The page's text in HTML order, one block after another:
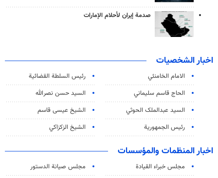
صدمة إيران لأحلام الإمارات
اخبار الشخصيات
الامام الخامنئي
رئیس السلطة القضائیة
الحاج قاسم سليماني
السيد حسن نصرالله
السید عبدالملک الحوثي
الشيخ عيسى قاسم
رئيس الجمهورية
الشيخ الزكزاكي
اخبار المنظمات والمؤسسات
مجلس خبراء القيادة
مجلس صيانة الدستور